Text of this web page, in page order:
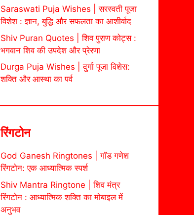
Saraswati Puja Wishes | सरस्वती पूजा
विशेश : ज्ञान, बुद्धि और सफलता का आशीर्वाद
Shiv Puran Quotes | शिव पुराण कोट्स :
भगवान शिव की उपदेश और प्रेरणा
Durga Puja Wishes | दुर्गा पूजा विशेस:
शक्ति और आस्था का पर्व
रिंगटोन
God Ganesh Ringtones | गॉड गणेश
रिंगटोन: एक आध्यात्मिक स्पर्श
Shiv Mantra Ringtone | शिव मंत्र
रिंगटोन : आध्यात्मिक शक्ति का मोबाइल में
अनुभव